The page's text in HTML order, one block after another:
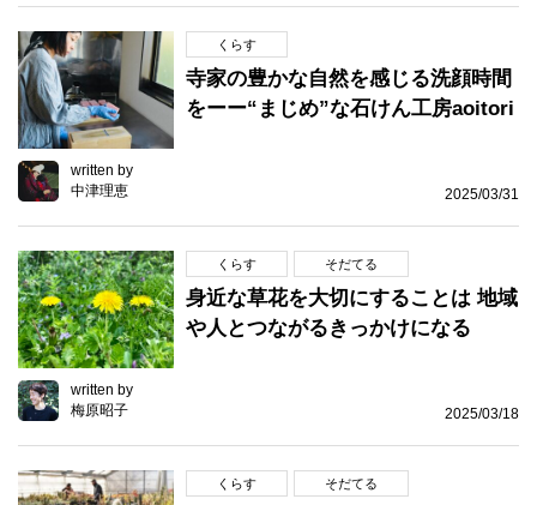
くらす
寺家の豊かな自然を感じる洗顔時間
をーー“まじめ”な石けん工房aoitori
written by
中津理恵
2025/03/31
くらす そだてる
身近な草花を大切にすることは 地域
や人とつながるきっかけになる
written by
梅原昭子
2025/03/18
くらす そだてる